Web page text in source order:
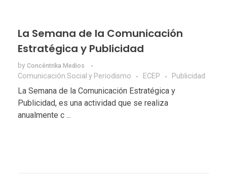
La Semana de la Comunicación
Estratégica y Publicidad
by Concéntrika Medios
Comunicación Social y Periodismo ECEP Publicidad
La Semana de la Comunicación Estratégica y
Publicidad, es una actividad que se realiza
anualmente c ...